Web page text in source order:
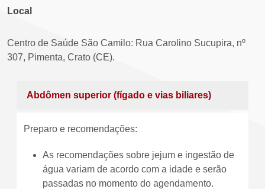
Local
Centro de Saúde São Camilo: Rua Carolino Sucupira, nº
307, Pimenta, Crato (CE).
Abdômen superior (fígado e vias biliares)
Preparo e recomendações:
As recomendações sobre jejum e ingestão de
água variam de acordo com a idade e serão
passadas no momento do agendamento.